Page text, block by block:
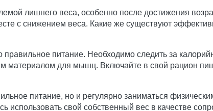
лишнего веса, особенно после достижения
с снижением веса. Какие же существуют
правильное питание. Необходимо следить за
материалом для мышц. Включайте в свой рацион
питание, но и регулярно заниматься
использовать свой собственный вес в качестве